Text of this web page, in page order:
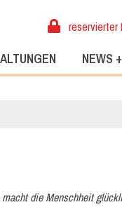
reservierter
NEWS +
die Menschheit